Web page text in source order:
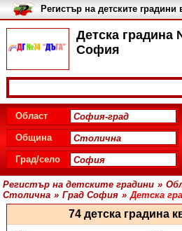
Детска градина
София
Регистър на детските градини
България
Област
Община
Град/село
Регистър на детските градини »
Столична » Град София » Детска
74 детска градина